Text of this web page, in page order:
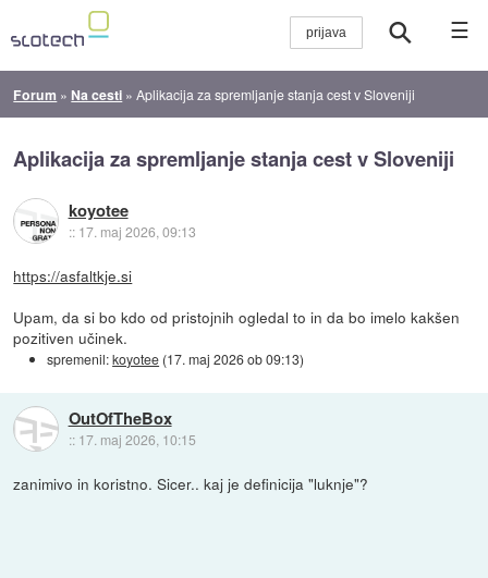
☰
Forum » Na cesti »Aplikacija za spremljanje stanja cest v Sloveniji
Aplikacija za spremljanje stanja cest v Sloveniji
koyotee
:: 17. maj 2026, 09:13
https://asfaltkje.si
Upam, da si bo kdo od pristojnih ogledal to in da bo imelo kakšen
pozitiven učinek.
spremenil:koyotee (17. maj 2026 ob 09:13)
OutOfTheBox
:: 17. maj 2026, 10:15
zanimivo in koristno. Sicer.. kaj je definicija "luknje"?